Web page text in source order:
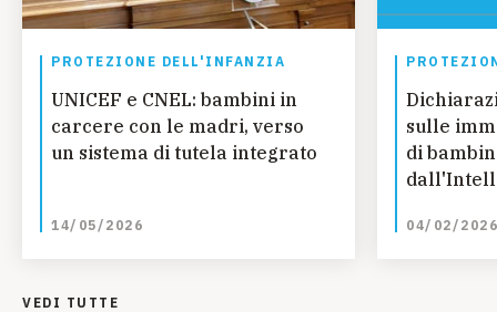
PROTEZIONE DELL'INFANZIA
UNICEF e CNEL: bambini in
carcere con le madri, verso
un sistema di tutela integrato
14/05/2026
sulle
di
04/02/2026
VEDI TUTTE